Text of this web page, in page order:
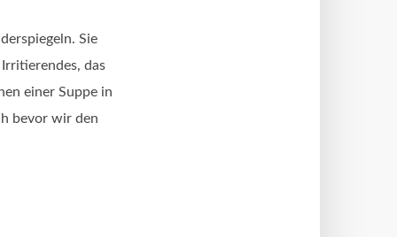
Sie
das
einer Suppe in
bevor wir den